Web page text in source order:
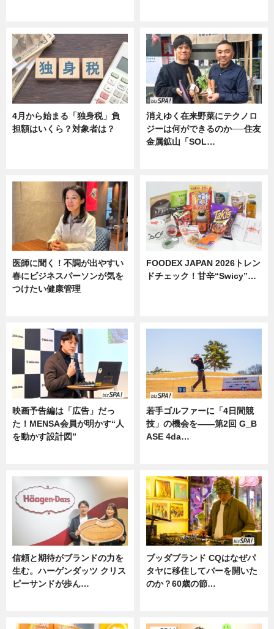
4月から始まる「独身税」負
担額はいくら？対象者は？
消えゆく在来野菜にテクノロ
ジーは何ができるのか──住友
金属鉱山「SOL…
医師に聞く！不調が出やすい
春にビジネスパーソンが気を
つけたい健康管理
FOODEX JAPAN 2026トレン
ドチェック！甘辛“Swicy”…
映画予告編は「広告」だっ
た！MENSA会員が明かす“人
を動かす設計図”
若手ゴルファーに「4日間競
技」の機会を——第2回 G_B
ASE 4da…
信頼と期待がブランドの力を
生む。ハーゲンダッツ クリス
ピーサンドが歩ん…
ブッダブランド CQはなぜパ
タヤに移住してバーを開いた
のか？60歳の節…